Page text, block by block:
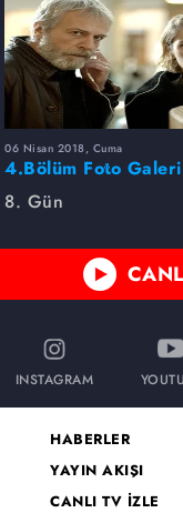
06 Nisan 2018, Cuma
4.Bölüm Foto Galeri
8. Gün
INSTAGRAM
HABERLER
YAYIN AKIŞI
CANLI TV İZLE